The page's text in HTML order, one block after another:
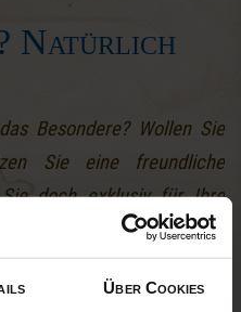
Über Cookies
Natürlich
Besondere? Wollen Sie
Sie eine freundliche
doch exklusiv für Ihre
Fest eines unserer
Überfahrten zu den